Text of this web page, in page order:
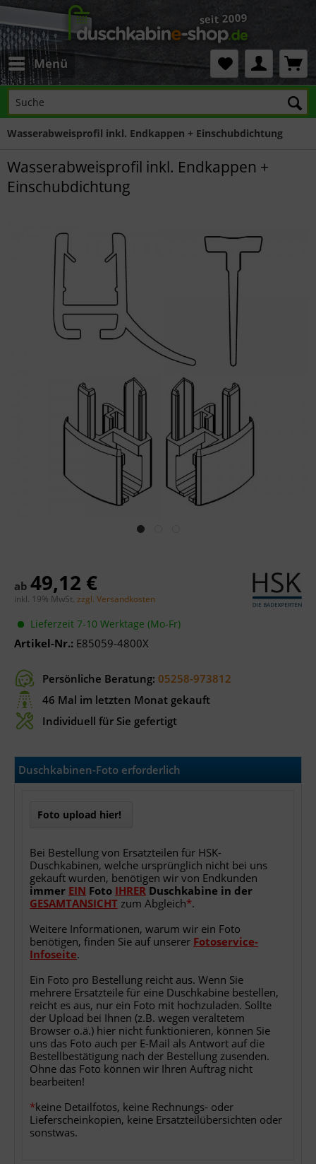
Menü
Wasserabweisprofil inkl. Endkappen + Einschubdichtung
Wasserabweisprofil inkl. Endkappen +
Einschubdichtung
ab 49,12 €
inkl. 19% MwSt. zzgl. Versandkosten
Lieferzeit 7-10 Werktage (Mo-Fr)
Artikel-Nr.: E85059-4800X
Persönliche Beratung: 05258-973812
46 Mal im letzten Monat gekauft
Individuell für Sie gefertigt
Duschkabinen-Foto erforderlich
Foto upload hier!
Bei Bestellung von Ersatzteilen für HSK-
Duschkabinen, welche ursprünglich nicht bei uns
gekauft wurden, benötigen wir von Endkunden
immer EIN Foto IHRER Duschkabine in der
GESAMTANSICHT zum Abgleich*.
Weitere Informationen, warum wir ein Foto
benötigen, finden Sie auf unserer Fotoservice-
Infoseite.
Ein Foto pro Bestellung reicht aus. Wenn Sie
mehrere Ersatzteile für eine Duschkabine bestellen,
reicht es aus, nur ein Foto mit hochzuladen. Sollte
der Upload bei Ihnen (z.B. wegen veraltetem
Browser o.ä.) hier nicht funktionieren, können Sie
uns das Foto auch per E-Mail als Antwort auf die
Bestellbestätigung nach der Bestellung zusenden.
Ohne das Foto können wir Ihren Auftrag nicht
bearbeiten!
*keine Detailfotos, keine Rechnungs- oder
Lieferscheinkopien, keine Ersatzteilübersichten oder
sonstwas.